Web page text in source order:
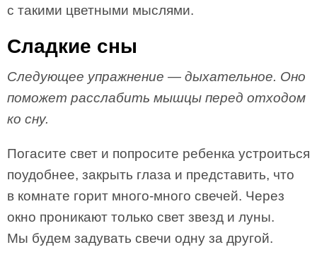
с такими цветными мыслями.
Сладкие сны
Следующее упражнение — дыхательное. Оно
поможет расслабить мышцы перед отходом
ко сну.
Погасите свет и попросите ребенка устроиться
поудобнее, закрыть глаза и представить, что
в комнате горит много-много свечей. Через
окно проникают только свет звезд и луны.
Мы будем задувать свечи одну за другой.